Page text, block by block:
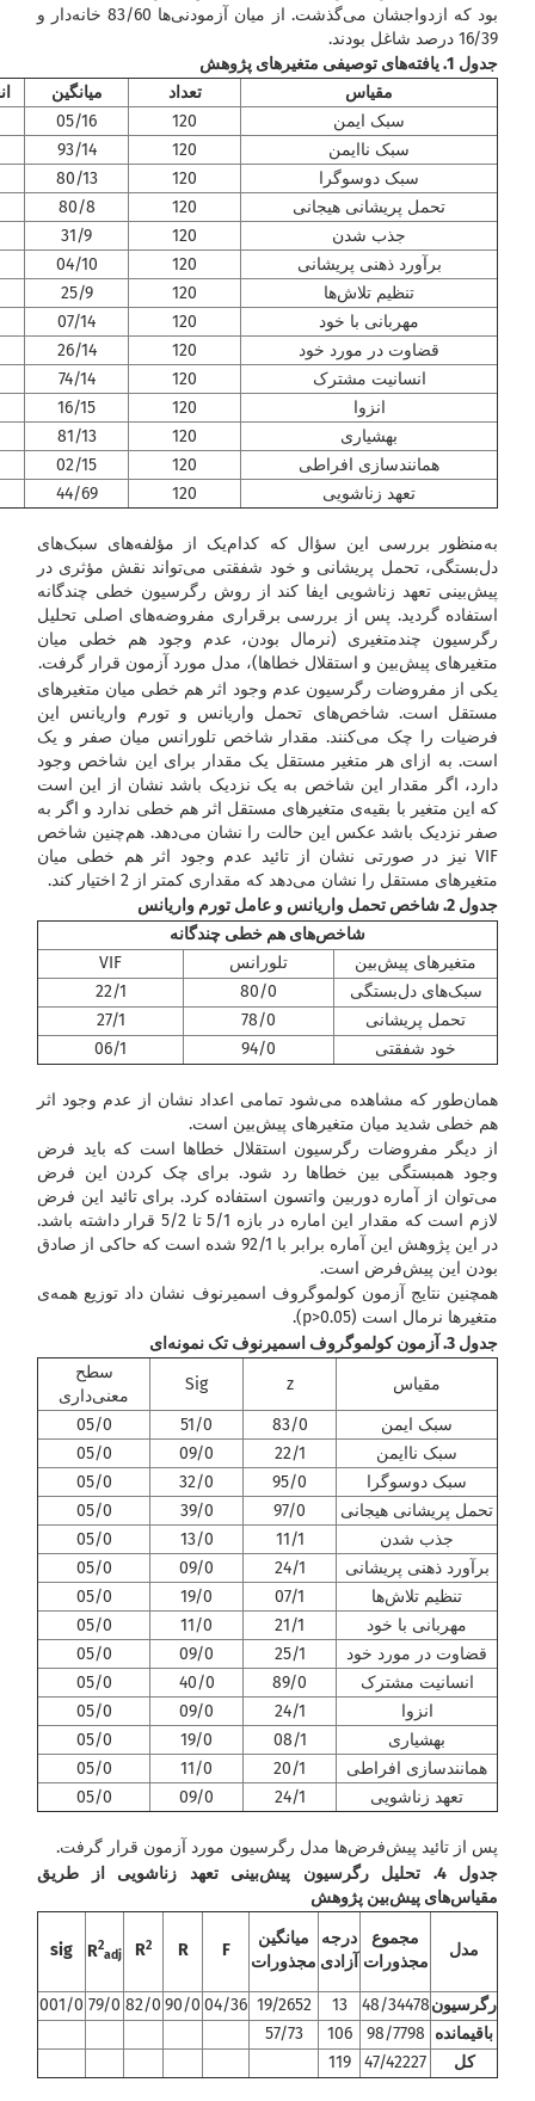
بود که ازدواجشان می‌گذشت. از میان آزمودنی‌ها 83/60 خانه‌دار و
16/39 درصد شاغل بودند.
جدول 1. یافته‌های توصیفی متغیرهای پژوهش
مقیاس
تعداد میانگین
سبک ایمن
120
05/16
سبک ناایمن
120
93/14
سبک دوسوگرا
120
80/13
تحمل پریشانی هیجانی
120
80/8
جذب شدن
120
31/9
برآورد ذهنی پریشانی
120
04/10
تنظیم تلاش‌ها
120
25/9
مهربانی با خود
120
07/14
قضاوت در مورد خود
120
26/14
انسانیت مشترک
120
74/14
انزوا
120
16/15
بهشیاری
120
81/13
همانندسازی افراطی
120
02/15
تعهد زناشویی
120
44/69
به‌منظور بررسی این سؤال که کدام‌یک از مؤلفه‌های سبک‌های
دل‌بستگی، تحمل پریشانی و خود شفقتی می‌تواند نقش مؤثری در
پیش‌بینی تعهد زناشویی ایفا کند از روش رگرسیون خطی چندگانه
استفاده گردید. پس از بررسی برقراری مفروضه‌های اصلی تحلیل
رگرسیون چندمتغیری (نرمال بودن، عدم وجود هم خطی میان
متغیرهای پیش‌بین و استقلال خطاها)، مدل مورد آزمون قرار گرفت.
یکی از مفروضات رگرسیون عدم وجود اثر هم خطی میان متغیرهای
مستقل است. شاخص‌های تحمل واریانس و تورم واریانس این
فرضیات را چک می‌کنند. مقدار شاخص تلورانس میان صفر و یک
است. به ازای هر متغیر مستقل یک مقدار برای این شاخص وجود
دارد، اگر مقدار این شاخص به یک نزدیک باشد نشان از این است
که این متغیر با بقیه‌ی متغیرهای مستقل اثر هم خطی ندارد و اگر به
صفر نزدیک باشد عکس این حالت را نشان می‌دهد. هم‌چنین شاخص
VIF نیز در صورتی نشان از تائید عدم وجود اثر هم خطی میان
متغیرهای مستقل را نشان می‌دهد که مقداری کمتر از 2 اختیار کند.
جدول 2. شاخص‌ تحمل واریانس و عامل تورم واریانس
شاخص‌های هم خطی چندگانه
متغیرهای پیش‌بین
تلورانس
VIF
سبک‌های دل‌بستگی
80/0
22/1
تحمل پریشانی
78/0
27/1
خود شفقتی
94/0
06/1
همان‌طور که مشاهده می‌شود تمامی اعداد نشان از عدم وجود اثر
هم خطی شدید میان متغیرهای پیش‌بین است.
از دیگر مفروضات رگرسیون استقلال خطاها است که باید فرض
وجود همبستگی بین خطاها رد شود. برای چک کردن این فرض
می‌توان از آماره دوربین واتسون استفاده کرد. برای تائید این فرض
لازم است که مقدار این اماره در بازه 5/1 تا 5/2 قرار داشته باشد.
در این پژوهش این آماره برابر با 92/1 شده است که حاکی از صادق
بودن این پیش‌فرض است.
همچنین نتایج آزمون کولموگروف اسمیرنوف نشان داد توزیع همه‌ی
متغیرها نرمال است (p>0.05).
جدول 3. آزمون کولموگروف اسمیرنوف تک نمونه‌ای
مقیاس
z
Sig
سطح
معنی‌داری
سبک ایمن
83/0
51/0
05/0
سبک ناایمن
22/1
09/0
05/0
سبک دوسوگرا
95/0
32/0
05/0
تحمل پریشانی هیجانی
97/0
39/0
05/0
جذب شدن
11/1
13/0
05/0
برآورد ذهنی پریشانی
24/1
09/0
05/0
تنظیم تلاش‌ها
07/1
19/0
05/0
مهربانی با خود
21/1
11/0
05/0
قضاوت در مورد خود
25/1
09/0
05/0
انسانیت مشترک
89/0
40/0
05/0
انزوا
24/1
09/0
05/0
بهشیاری
08/1
19/0
05/0
همانندسازی افراطی
20/1
11/0
05/0
تعهد زناشویی
24/1
09/0
05/0
پس از تائید پیش‌فرض‌ها مدل رگرسیون مورد آزمون قرار گرفت.
جدول 4. تحلیل رگرسیون پیش‌بینی
تعهد زناشویی از طریق
مقیاس‌های پیش‌بین پژوهش
مدل
مجموع
مجذورات
درجه
آزادی
میانگین
مجذورات
F
R
R2
R2
adj
sig
رگرسیون48/34478
13
19/2652
04/36
90/0
82/0
79/0
001/0
باقیمانده 98/7798
106
57/73
کل
47/42227
119